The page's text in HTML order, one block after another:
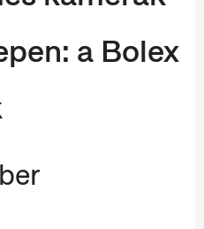
a Bolex